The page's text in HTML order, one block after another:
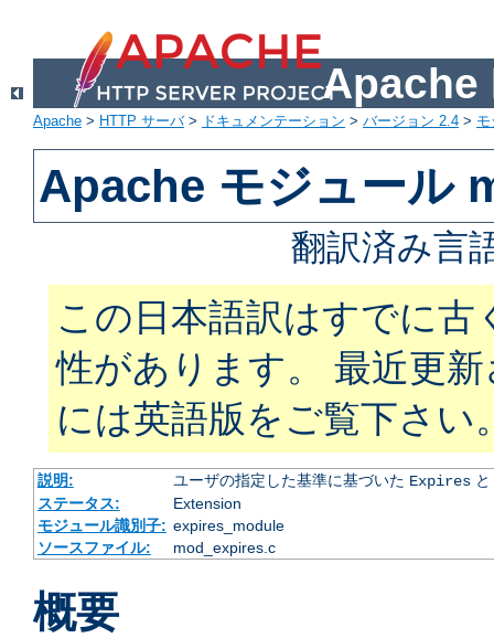
Apache
Apache > HTTP サーバ> ドキュメンテーション > バージョン 2.4 >
Apache モジュール
翻訳済み言
この日本語訳はすでに古
性があります。 最近更
には英語版をご覧下さい
説明: ユーザの指定した基準に基づいた Expiresと
ステータス:
Extension
モジュール識別子: expires_module
ソースファイル:
mod_expires.c
概要